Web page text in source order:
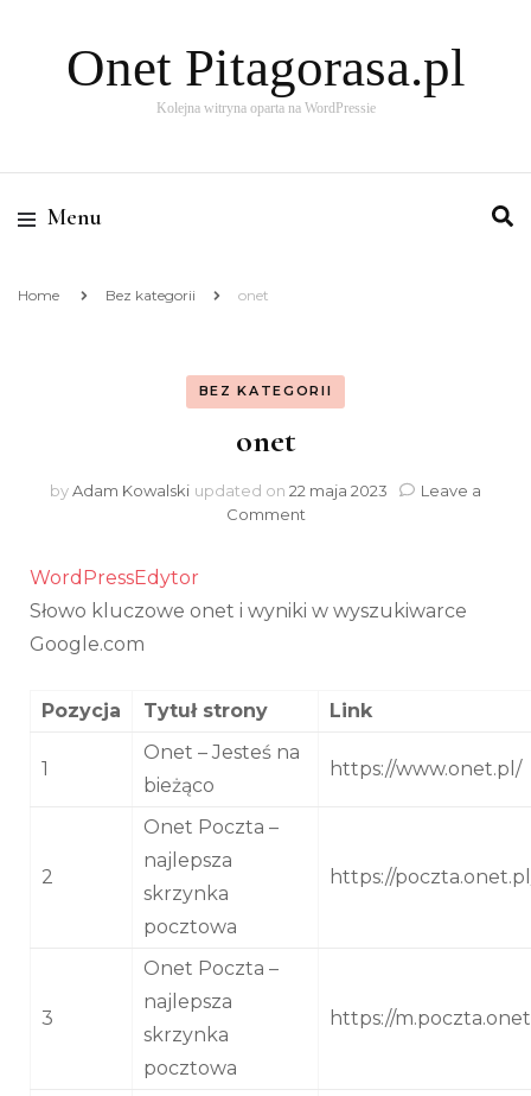
Onet Pitagorasa.pl
Kolejna witryna oparta na WordPressie
Menu
Home Bez kategorii onet
BEZ KATEGORII
onet
byAdam Kowalski updated on 22 maja 2023
Leave a
Commenton
WordPressEdytor
Słowo kluczowe onet i wyniki w wyszukiwarce
Google.com
Pozycja Tytuł strony Link
1
Onet – Jesteś na
bieżąco
https://www.onet.pl/
2
Onet Poczta –
najlepsza
skrzynka
pocztowa
https://
3
Onet Poczta –
najlepsza
skrzynka
pocztowa
https://